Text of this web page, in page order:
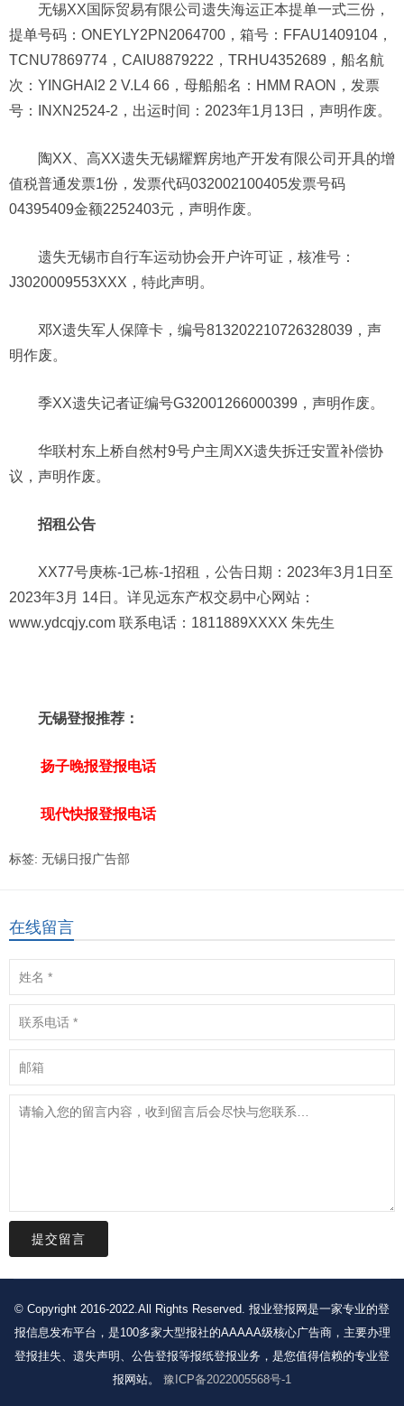
无锡XX国际贸易有限公司遗失海运正本提单一式三份，
提单号码：ONEYLY2PN2064700，箱号：FFAU1409104，
TCNU7869774，CAIU8879222，TRHU4352689，船名航
次：YINGHAI2 2 V.L4 66，母船船名：HMM RAON，发票
号：INXN2524-2，出运时间：2023年1月13日，声明作废。
陶XX、高XX遗失无锡耀辉房地产开发有限公司开具的增
值税普通发票1份，发票代码032002100405发票号码
04395409金额2252403元，声明作废。
遗失无锡市自行车运动协会开户许可证，核准号：
J3020009553XXX，特此声明。
邓X遗失军人保障卡，编号813202210726328039，声
明作废。
季XX遗失记者证编号G32001266000399，声明作废。
华联村东上桥自然村9号户主周XX遗失拆迁安置补偿协
议，声明作废。
招租公告
XX77号庚栋-1己栋-1招租，公告日期：2023年3月1日至
2023年3月 14日。详见远东产权交易中心网站：
www.ydcqjy.com 联系电话：1811889XXXX 朱先生
无锡登报推荐：
扬子晚报登报电话
现代快报登报电话
标签: 无锡日报广告部
在线留言
提交留言
© Copyright 2016-2022.All Rights Reserved. 报业登报网是一家专业的登
报信息发布平台，是100多家大型报社的AAAAA级核心广告商，主要办理
登报挂失、遗失声明、公告登报等报纸登报业务，是您值得信赖的专业登
报网站。 豫ICP备2022005568号-1